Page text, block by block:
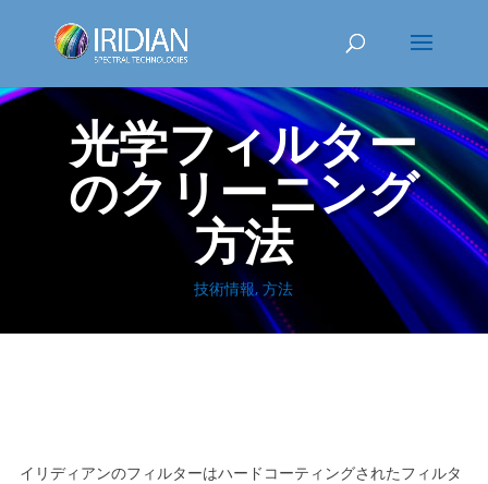
光学フィルター
のクリーニング
方法
技術情報,方法
イリディアンのフィルターはハードコーティングされたフィルタ